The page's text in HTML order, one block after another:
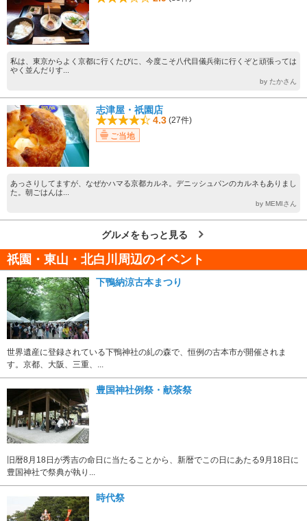
私は、東京からよく京都に行くたびに、今度こそ八代目儀兵衛に行くぞと頑張っては
やく並んだりす...
by たかさん
志津屋・祇園店
4.3 (27件)
ご当地
あっさりしてますが、なぜかハマる京都カルネ。デニッシュパンのカルネもありまし
た。朝ごはんは...
by MEMIさん
グルメをもっと見る
祇園・東山・北白川周辺のイベント
下鴨納涼古本まつり
世界遺産に登録されている下鴨神社の糺の森で、恒例の古本市が開催されま
す。京都、大阪、三重、...
豊国神社例祭・献茶祭
旧暦8月18日が秀吉の命日に当たることから、新暦でこの日にあたる9月18日に
豊国神社で祭典が執り...
時代祭